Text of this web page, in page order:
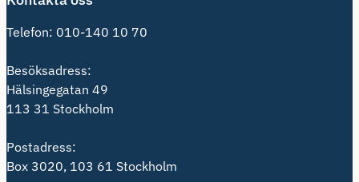
Telefon: 010-140 10 70
Besöksadress:
Hälsingegatan 49
113 31 Stockholm
Postadress:
Box 3020, 103 61 Stockholm